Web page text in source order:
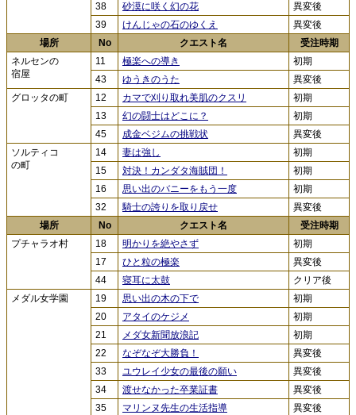
38
砂漠に咲く幻の花
異変後
39
けんじゃの石のゆくえ
異変後
場所
No クエスト名
受注時期
ネルセンの
宿屋
11 極楽への導き
初期
43
ゆうきのうた
異変後
グロッタの町
12 カマで刈り取れ美肌のクスリ
初期
13
幻の闘士はどこに？
初期
45
成金ベジムの挑戦状
異変後
ソルティコ
の町
14 妻は強し
初期
15
対決！カンダタ海賊団！
初期
16
思い出のバニーをもう一度
初期
32
騎士の誇りを取り戻せ
異変後
場所
No クエスト名
受注時期
プチャラオ村
18 明かりを絶やさず
初期
17
ひと粒の極楽
異変後
44
寝耳に太鼓
クリア後
メダル女学園
19 思い出の木の下で
初期
20
アタイのケジメ
初期
21
メダ女新聞放浪記
初期
22
なぞなぞ大勝負！
異変後
33
ユウレイ少女の最後の願い
異変後
34
渡せなかった卒業証書
異変後
35
マリンヌ先生の生活指導 異変後